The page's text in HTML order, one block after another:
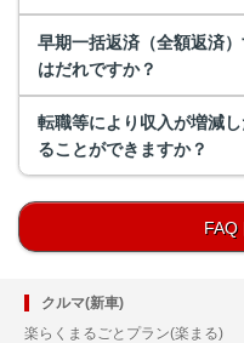
早期一括返済（全額返済
はだれですか？
転職等により収入が増減
ることができますか？
FAQ
クルマ(新車)
楽らくまるごとプラン(楽まる)